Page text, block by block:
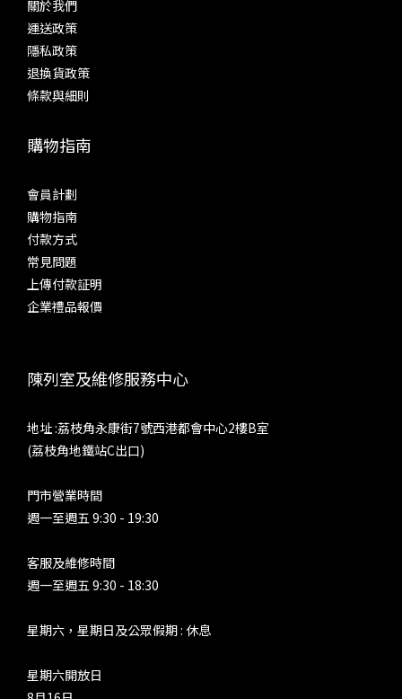
關於我們
運送政策
隱私政策
退換貨政策
條款與細則
購物指南
會員計劃
購物指南
付款方式
常見問題
上傳付款証明
企業禮品報價
陳列室及維修服務中心
地址 :荔枝角永康街7號西港都會中心2樓B室
(荔枝角地鐵站C出口)
門市營業時間
週一至週五 9:30 - 19:30
客服及維修時間
週一至週五 9:30 - 18:30
星期六，星期日及公眾假期 : 休息
星期六開放日